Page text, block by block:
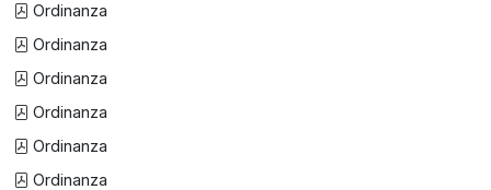
Ordinanza
Ordinanza
Ordinanza
Ordinanza
Ordinanza
Ordinanza